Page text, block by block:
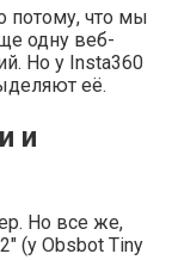
потому, что мы
одну веб-
Но у Insta360
её.
и
Но все же,
(у Obsbot Tiny